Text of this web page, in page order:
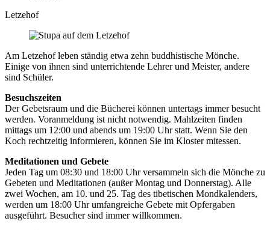
Letzehof
Am Letzehof leben ständig etwa zehn buddhistische Mönche.
Einige von ihnen sind unterrichtende Lehrer und Meister, andere
sind Schüler.
Besuchszeiten
Der Gebetsraum und die Bücherei können untertags immer besucht
werden. Voranmeldung ist nicht notwendig. Mahlzeiten finden
mittags um 12:00 und abends um 19:00 Uhr statt. Wenn Sie den
Koch rechtzeitig informieren, können Sie im Kloster mitessen.
Meditationen und Gebete
Jeden Tag um 08:30 und 18:00 Uhr versammeln sich die Mönche zu
Gebeten und Meditationen (außer Montag und Donnerstag). Alle
zwei Wochen, am 10. und 25. Tag des tibetischen Mondkalenders,
werden um 18:00 Uhr umfangreiche Gebete mit Opfergaben
ausgeführt. Besucher sind immer willkommen.